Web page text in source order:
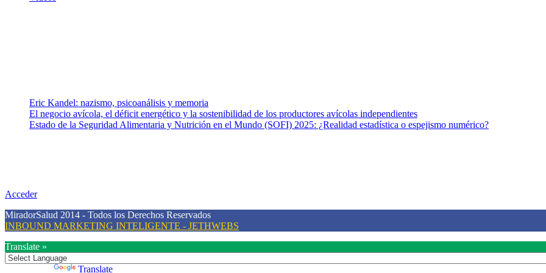
Eric Kandel: nazismo, psicoanálisis y memoria
El negocio avícola, el déficit energético y la sostenibilidad de los productores avícolas independientes
Estado de la Seguridad Alimentaria y Nutrición en el Mundo (SOFI) 2025: ¿Realidad estadística o espejismo numérico?
Acceder
MiradorSalud 2014 - Todos los Derechos Reservados
INBOUND MARKETING INTELIGENTE - JETHWEBS
Translate »
Translate